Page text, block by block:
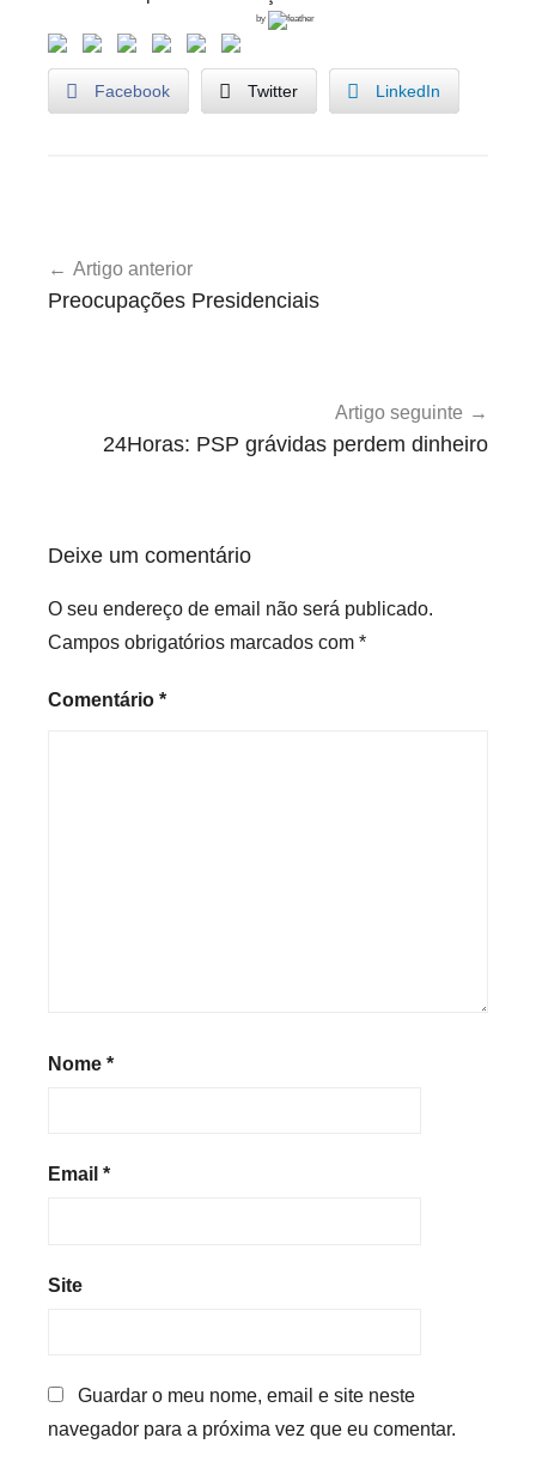
by
Facebook Twitter LinkedIn
e
de
Artigo anterior
Preocupações Presidenciais
Artigo seguinte
24Horas: PSP grávidas perdem dinheiro
Deixe um comentário
O seu endereço de email não será publicado.
Campos obrigatórios marcados com *
Comentário *
Nome *
Email *
Site
Guardar o meu nome, email e site neste
navegador para a próxima vez que eu comentar.